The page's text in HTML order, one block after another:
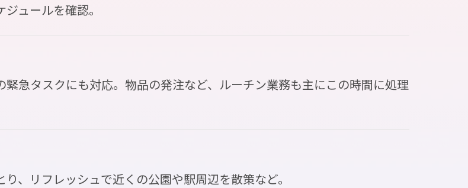
ュールを確認。
緊急タスクにも対応。物品の発注など、ルーチン業務も主にこの時間に処理
、リフレッシュで近くの公園や駅周辺を散策など。